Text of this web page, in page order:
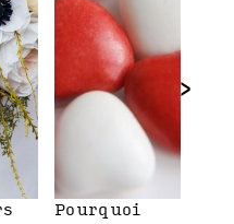
Pourquoi
›